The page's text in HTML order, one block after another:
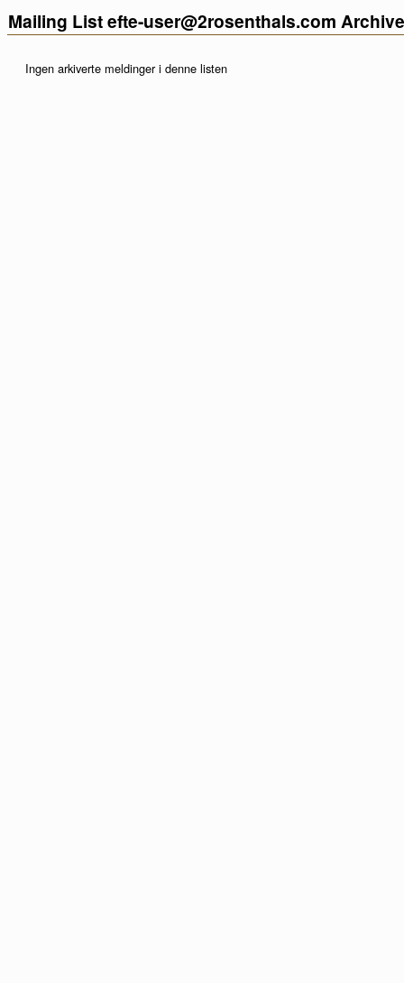
Mailing List efte-user@2rosenthals.com
Ingen arkiverte meldinger i denne listen